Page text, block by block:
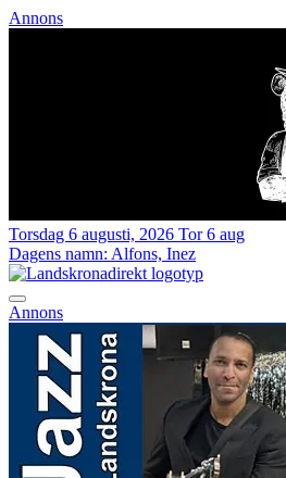
Annons
Torsdag 6 augusti, 2026 Tor 6 aug
Dagens namn: Alfons, Inez
Annons